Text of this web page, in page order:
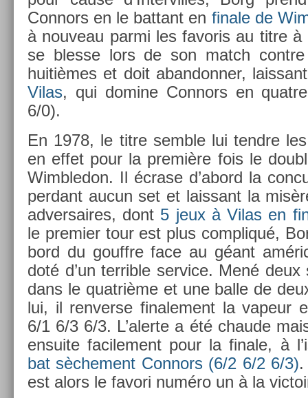
Con­nors en le bat­tant en fin­ale de
à nouveau parmi les favoris au titre
se bles­se lors de son match
huitièmes et doit ab­an­donn­er,
Vilas, qui domine Con­nors en
6/0).
En 1978, le titre semble lui tendre
en effet pour la première fois le
Wimbledon. Il écrase d’abord la
per­dant aucun set et lais­sant la
ad­versaires, dont 5 jeux à Vilas en
le pre­mi­er tour est plus com­pliqué,
bord du gouffre face au géant
doté d’un ter­rible ser­vice. Mené
dans le quat­rième et une balle de
lui, il re­nver­se fin­ale­ment la vapeur
6/1 6/3 6/3. L’aler­te a été chaude
en­suite facile­ment pour la fin­ale, à
bat sèche­ment Con­nors (6/2 6/2 6/3)
est alors le favori numéro un à la